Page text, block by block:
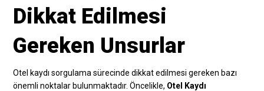
Dikkat Edilmesi
Gereken Unsurlar
Otel kaydı sorgulama sürecinde dikkat edilmesi gereken bazı
önemli noktalar bulunmaktadır. Öncelikle, Otel Kaydı